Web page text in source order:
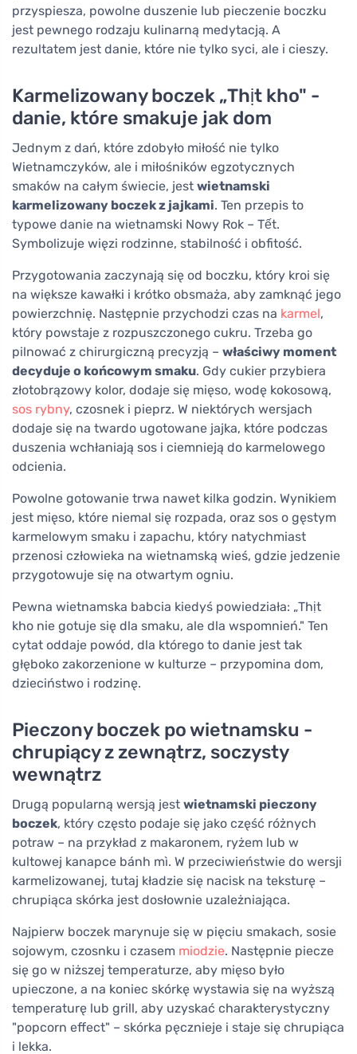
przyspiesza, powolne duszenie lub pieczenie boczku
jest pewnego rodzaju kulinarną medytacją. A
rezultatem jest danie, które nie tylko syci, ale i cieszy.
Karmelizowany boczek „Thịt kho" -
danie, które smakuje jak dom
Jednym z dań, które zdobyło miłość nie tylko
Wietnamczyków, ale i miłośników egzotycznych
smaków na całym świecie, jest wietnamski
karmelizowany boczek z jajkami. Ten przepis to
typowe danie na wietnamski Nowy Rok – Tết.
Symbolizuje więzi rodzinne, stabilność i obfitość.
Przygotowania zaczynają się od boczku, który kroi się
na większe kawałki i krótko obsmaża, aby zamknąć jego
powierzchnię. Następnie przychodzi czas na karmel,
który powstaje z rozpuszczonego cukru. Trzeba go
pilnować z chirurgiczną precyzją – właściwy moment
decyduje o końcowym smaku. Gdy cukier przybiera
złotobrązowy kolor, dodaje się mięso, wodę kokosową,
sos rybny, czosnek i pieprz. W niektórych wersjach
dodaje się na twardo ugotowane jajka, które podczas
duszenia wchłaniają sos i ciemnieją do karmelowego
odcienia.
Powolne gotowanie trwa nawet kilka godzin. Wynikiem
jest mięso, które niemal się rozpada, oraz sos o gęstym
karmelowym smaku i zapachu, który natychmiast
przenosi człowieka na wietnamską wieś, gdzie jedzenie
przygotowuje się na otwartym ogniu.
Pewna wietnamska babcia kiedyś powiedziała: „Thịt
kho nie gotuje się dla smaku, ale dla wspomnień." Ten
cytat oddaje powód, dla którego to danie jest tak
głęboko zakorzenione w kulturze – przypomina dom,
dzieciństwo i rodzinę.
Pieczony boczek po wietnamsku -
chrupiący z zewnątrz, soczysty
wewnątrz
Drugą popularną wersją jest wietnamski pieczony
boczek, który często podaje się jako część różnych
potraw – na przykład z makaronem, ryżem lub w
kultowej kanapce bánh mì. W przeciwieństwie do wersji
karmelizowanej, tutaj kładzie się nacisk na teksturę –
chrupiąca skórka jest dosłownie uzależniająca.
Najpierw boczek marynuje się w pięciu smakach, sosie
sojowym, czosnku i czasem miodzie. Następnie piecze
się go w niższej temperaturze, aby mięso było
upieczone, a na koniec skórkę wystawia się na wyższą
temperaturę lub grill, aby uzyskać charakterystyczny
"popcorn effect" – skórka pęcznieje i staje się chrupiąca
i lekka.